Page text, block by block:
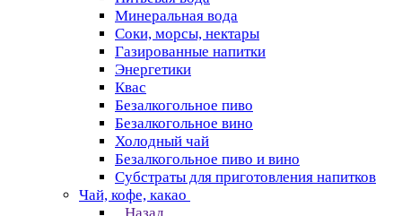
Минеральная вода
Соки, морсы, нектары
Газированные напитки
Энергетики
Квас
Безалкогольное пиво
Безалкогольное вино
Холодный чай
Безалкогольное пиво и вино
Субстраты для приготовления напитков
Чай, кофе, какао